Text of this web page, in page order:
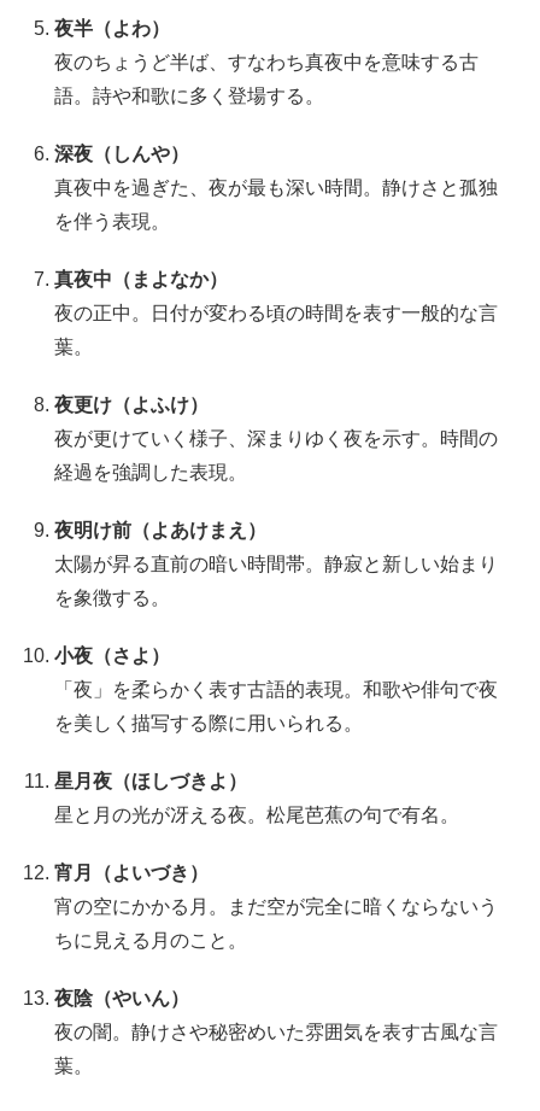
夜半（よわ）
夜のちょうど半ば、すなわち真夜中を意味する古
語。詩や和歌に多く登場する。
深夜（しんや）
真夜中を過ぎた、夜が最も深い時間。静けさと孤独
を伴う表現。
真夜中（まよなか）
夜の正中。日付が変わる頃の時間を表す一般的な言
葉。
夜更け（よふけ）
夜が更けていく様子、深まりゆく夜を示す。時間の
経過を強調した表現。
夜明け前（よあけまえ）
太陽が昇る直前の暗い時間帯。静寂と新しい始まり
を象徴する。
小夜（さよ）
「夜」を柔らかく表す古語的表現。和歌や俳句で夜
を美しく描写する際に用いられる。
星月夜（ほしづきよ）
星と月の光が冴える夜。松尾芭蕉の句で有名。
宵月（よいづき）
宵の空にかかる月。まだ空が完全に暗くならないう
ちに見える月のこと。
夜陰（やいん）
夜の闇。静けさや秘密めいた雰囲気を表す古風な言
葉。